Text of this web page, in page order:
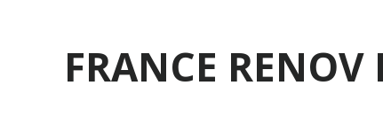
FRANCE